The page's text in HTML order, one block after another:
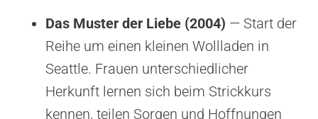
Das Muster der Liebe (2004) — Start der
Reihe um einen kleinen Wollladen in
Seattle. Frauen unterschiedlicher
Herkunft lernen sich beim Strickkurs
kennen, teilen Sorgen und Hoffnungen